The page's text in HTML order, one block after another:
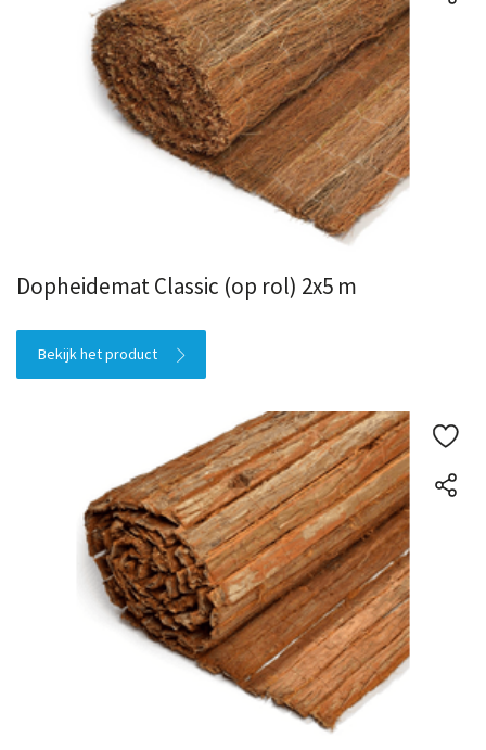
Dopheidemat Classic (op rol) 2x5 m
Bekijk het product